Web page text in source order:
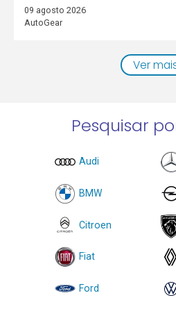
09 agosto 2026
AutoGear
Ver
Pesquisar
Audi
BMW
Citroen
Fiat
Ford